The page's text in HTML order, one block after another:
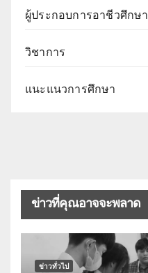
ผู้ประกอบการอาชีวศึกษา
วิชาการ
แนะแนวการศึกษา
ข่าวที่คุณอาจจะพลาด
ข่าวทั่วไป